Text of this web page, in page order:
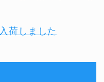
荷しました